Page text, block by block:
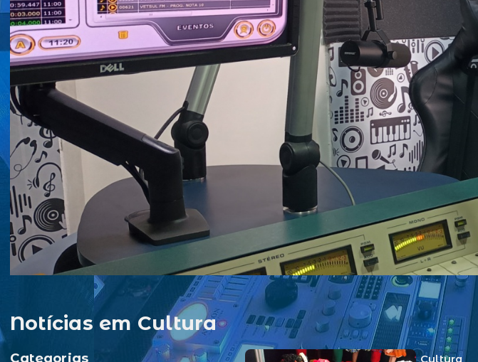
Notícias em Cultura
Categorias
Cultura